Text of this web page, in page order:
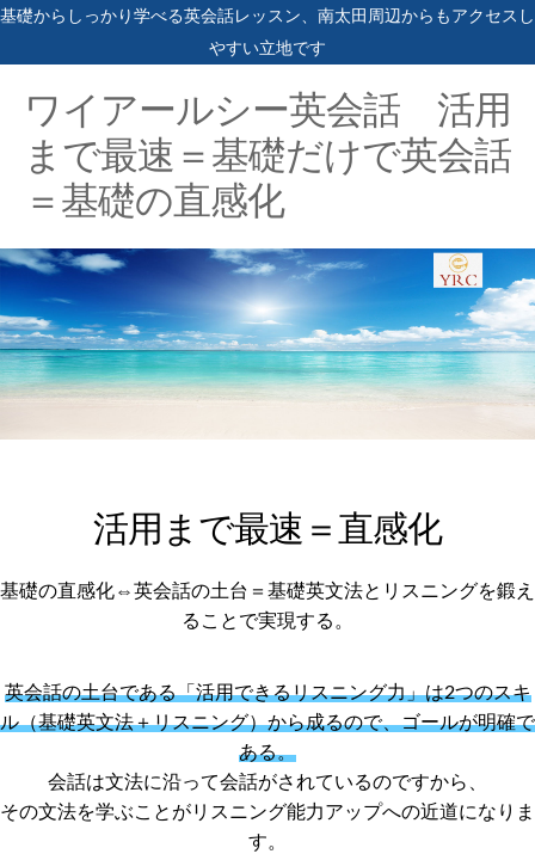
基礎からしっかり学べる英会話レッスン、南太田周辺からもアクセスし
やすい立地です